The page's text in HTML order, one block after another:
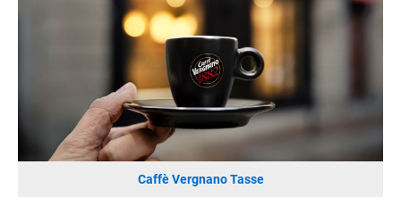
RÖMERQUELLE
ÖSTERREICHISCHE SPORTHILFE
Caffè Vergnano Tasse